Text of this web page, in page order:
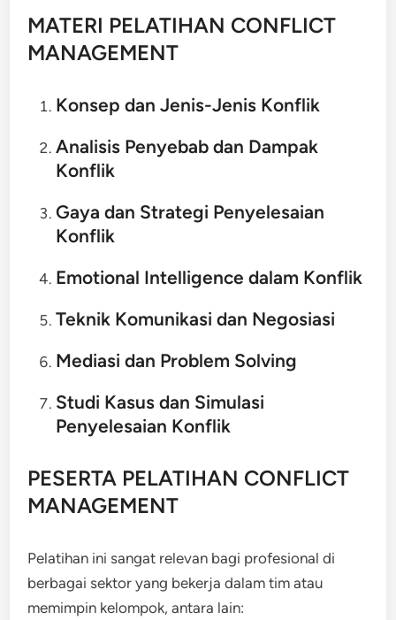
MATERI PELATIHAN CONFLICT
MANAGEMENT
Konsep dan Jenis-Jenis Konflik
Analisis Penyebab dan Dampak
Konflik
Gaya dan Strategi Penyelesaian
Konflik
Emotional Intelligence dalam Konflik
Teknik Komunikasi dan Negosiasi
Mediasi dan Problem Solving
Studi Kasus dan Simulasi
Penyelesaian Konflik
PESERTA PELATIHAN CONFLICT
MANAGEMENT
Pelatihan ini sangat relevan bagi profesional di
berbagai sektor yang bekerja dalam tim atau
memimpin kelompok, antara lain: